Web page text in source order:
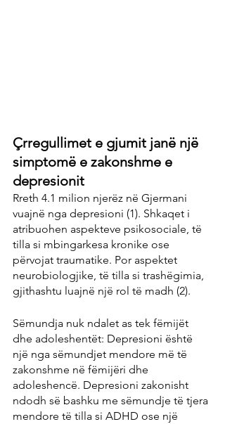
Çrregullimet e gjumit janë një
simptomë e zakonshme e
depresionit
Rreth 4.1 milion njerëz në Gjermani
vuajnë nga depresioni (1). Shkaqet i
atribuohen aspekteve psikosociale, të
tilla si mbingarkesa kronike ose
përvojat traumatike. Por aspektet
neurobiologjike, të tilla si trashëgimia,
gjithashtu luajnë një rol të madh (2).
Sëmundja nuk ndalet as tek fëmijët
dhe adoleshentët: Depresioni është
një nga sëmundjet mendore më të
zakonshme në fëmijëri dhe
adoleshencë. Depresioni zakonisht
ndodh së bashku me sëmundje të tjera
mendore të tilla si ADHD ose një